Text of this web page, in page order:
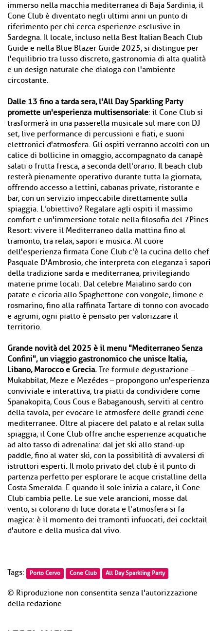
immerso nella macchia mediterranea di Baja Sardinia, il
Cone Club è diventato negli ultimi anni un punto di
riferimento per chi cerca esperienze esclusive in
Sardegna. Il locale, incluso nella Best Italian Beach Club
Guide e nella Blue Blazer Guide 2025, si distingue per
l'equilibrio tra lusso discreto, gastronomia di alta qualità
e un design naturale che dialoga con l'ambiente
circostante.
Dalle 13 fino a tarda sera, l'All Day Sparkling Party
promette un'esperienza multisensoriale: il Cone Club si
trasformerà in una passerella musicale sul mare con DJ
set, live performance di percussioni e fiati, e suoni
elettronici d'atmosfera. Gli ospiti verranno accolti con un
calice di bollicine in omaggio, accompagnato da canapè
salati o frutta fresca, a seconda dell'orario. Il beach club
resterà pienamente operativo durante tutta la giornata,
offrendo accesso a lettini, cabanas private, ristorante e
bar, con un servizio impeccabile direttamente sulla
spiaggia. L'obiettivo? Regalare agli ospiti il massimo
comfort e un'immersione totale nella filosofia del 7Pines
Resort: vivere il Mediterraneo dalla mattina fino al
tramonto, tra relax, sapori e musica. Al cuore
dell'esperienza firmata Cone Club c'è la cucina dello chef
Pasquale D'Ambrosio, che interpreta con eleganza i sapori
della tradizione sarda e mediterranea, privilegiando
materie prime locali. Dal celebre Maialino sardo con
patate e cicoria allo Spaghettone con vongole, limone e
rosmarino, fino alla raffinata Tartare di tonno con avocado
e agrumi, ogni piatto è pensato per valorizzare il
territorio.
Grande novità del 2025 è il menu "Mediterraneo Senza
Confini", un viaggio gastronomico che unisce Italia,
Libano, Marocco e Grecia. Tre formule degustazione –
Mukabbilat, Meze e Mezédes – propongono un'esperienza
conviviale e interattiva, tra piatti da condividere come
Spanakopita, Cous Cous e Babaganoush, serviti al centro
della tavola, per evocare le atmosfere delle grandi cene
mediterranee. Oltre al piacere del palato e al relax sulla
spiaggia, il Cone Club offre anche esperienze acquatiche
ad alto tasso di adrenalina: dal jet ski allo stand-up
paddle, fino al water ski, con la possibilità di avvalersi di
istruttori esperti. Il molo privato del club è il punto di
partenza perfetto per esplorare le acque cristalline della
Costa Smeralda. E quando il sole inizia a calare, il Cone
Club cambia pelle. Le sue vele arancioni, mosse dal
vento, si colorano di luce dorata e l'atmosfera si fa
magica: è il momento dei tramonti infuocati, dei cocktail
d'autore e della musica dal vivo.
Tags: Porto Cervo Cone Club All Day Sparkling Party
© Riproduzione non consentita senza l'autorizzazione
della redazione